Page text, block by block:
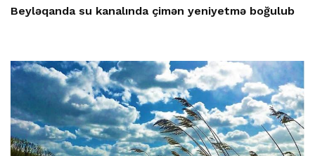
Beyləqanda su kanalında çimən yeniyetmə boğulub